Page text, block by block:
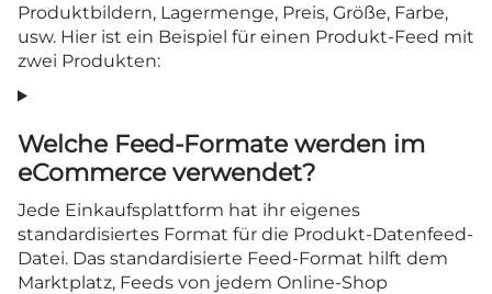
Produktbildern, Lagermenge, Preis, Größe, Farbe,
usw. Hier ist ein Beispiel für einen Produkt-Feed mit
zwei Produkten:
Welche Feed-Formate werden im
eCommerce verwendet?
Jede Einkaufsplattform hat ihr eigenes
standardisiertes Format für die Produkt-Datenfeed-
Datei. Das standardisierte Feed-Format hilft dem
Marktplatz, Feeds von jedem Online-Shop